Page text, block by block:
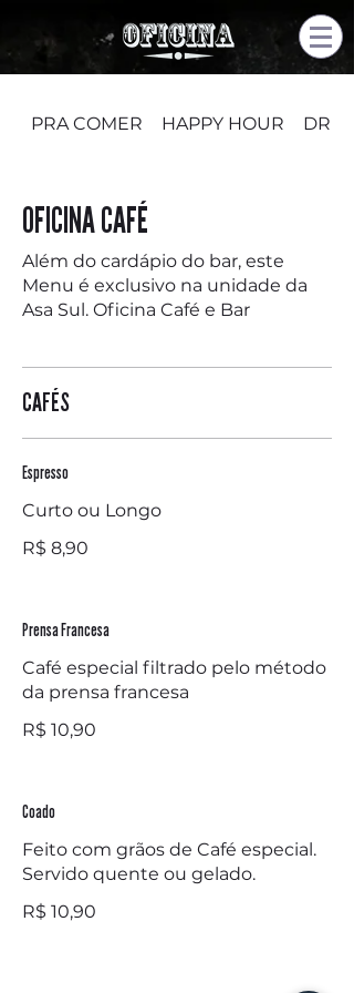
PRA COMER HAPPY HOUR
OFICINA CAFÉ
Além do cardápio do bar, este
Menu é exclusivo na unidade da
Asa Sul. Oficina Café e Bar
CAFÉS
Espresso
Curto ou Longo
R$ 8,90
Prensa Francesa
Café especial filtrado pelo método
da prensa francesa
R$ 10,90
Coado
Feito com grãos de Café especial.
Servido quente ou gelado.
R$ 10,90